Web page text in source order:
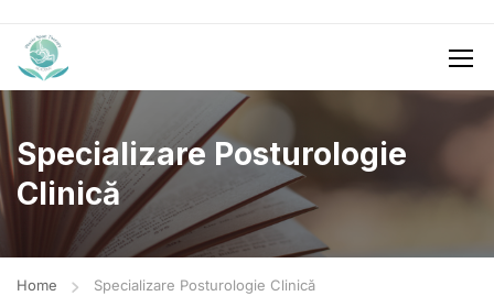
Specializare Posturologie
Clinică
Home Specializare Posturologie Clinică